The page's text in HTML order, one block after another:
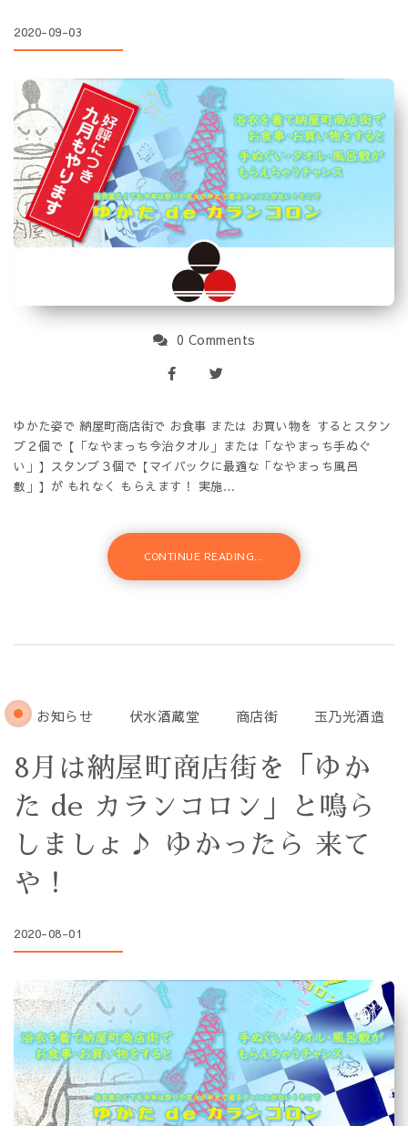
2020-09-03
0 Comments
ゆかた姿で 納屋町商店街で お食事 または お買い物を するとスタン
プ２個で【「なやまっち今治タオル」または「なやまっち手ぬぐ
い」】スタンプ３個で【マイバックに最適な「なやまっち風呂
敷」】が もれなく もらえます！ 実施…
CONTINUE READING...
お知らせ 伏水酒蔵堂 商店街 玉乃光酒造
8月は納屋町商店街を「ゆか
た de カランコロン」と鳴ら
しましょ♪ ゆかったら 来て
や！
2020-08-01